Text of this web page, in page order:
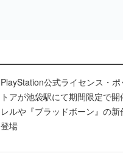
レルや『ブラッドボーン』の
登場
“21”を超えるとバーストする「
ック」仕様のデッキ構築ロー
殺！メガ子パンチ！』が8月11